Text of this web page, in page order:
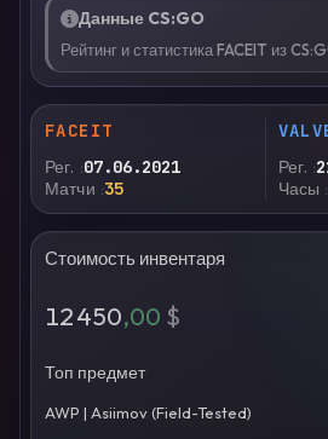
Данные CS:GO
Рейтинг и статистика FACEIT из
FACEIT
Рег. 07.06.2021
Матчи 35
Рег.
Часы
Стоимость инвентаря
12 450,00 $
Топ предмет
AWP | Asiimov (Field-Tested)